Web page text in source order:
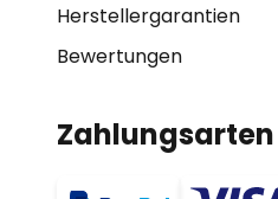
Herstellergarantien
Bewertungen
Zahlungsarten